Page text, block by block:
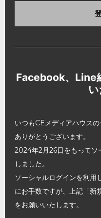
Facebook、Line
いつもCEメディアハウス
ありがとうございます。
2024年2月26日をもってソ
しました。
ソーシャルログインを利用
にお手数ですが、上記「新
をお願いいたします。